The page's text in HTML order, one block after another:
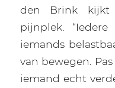
den Brink kijkt
pijnplek.
iemands
van bewegen.
iemand echt